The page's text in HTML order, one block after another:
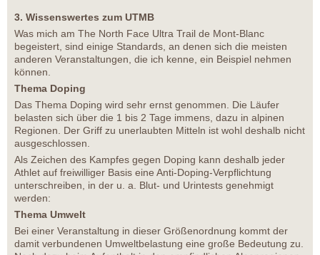
3. Wissenswertes zum UTMB
Was mich am The North Face Ultra Trail de Mont-Blanc
begeistert, sind einige Standards, an denen sich die meisten
anderen Veranstaltungen, die ich kenne, ein Beispiel nehmen
können.
Thema Doping
Das Thema Doping wird sehr ernst genommen. Die Läufer
belasten sich über die 1 bis 2 Tage immens, dazu in alpinen
Regionen. Der Griff zu unerlaubten Mitteln ist wohl deshalb nicht
ausgeschlossen.
Als Zeichen des Kampfes gegen Doping kann deshalb jeder
Athlet auf freiwilliger Basis eine Anti-Doping-Verpflichtung
unterschreiben, in der u. a. Blut- und Urintests genehmigt
werden:
Thema Umwelt
Bei einer Veranstaltung in dieser Größenordnung kommt der
damit verbundenen Umweltbelastung eine große Bedeutung zu.